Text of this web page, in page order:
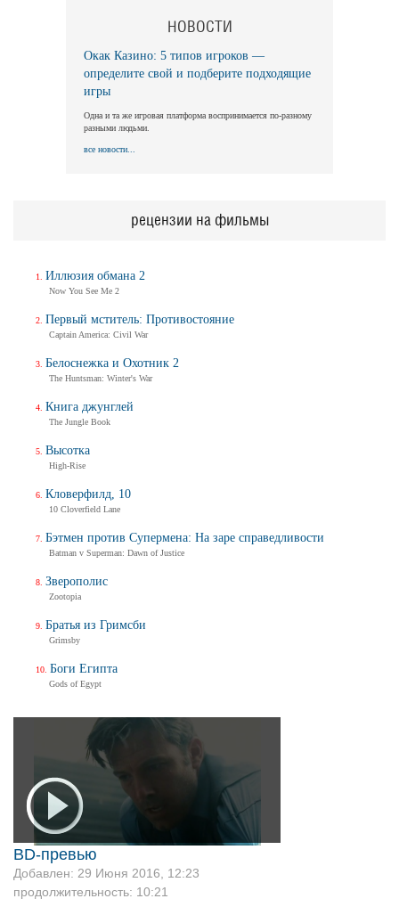
BD-превью
Добавлен: 29 Июня 2016, 12:23
продолжительность: 10:21
НОВОСТИ
Окак Казино: 5 типов игроков —
определите свой и подберите подходящие
игры
Одна и та же игровая платформа воспринимается по-разному
разными людьми.
все новости...
рецензии на фильмы
Иллюзия обмана 2
Now You See Me 2
Первый мститель: Противостояние
Captain America: Civil War
Белоснежка и Охотник 2
The Huntsman: Winter's War
Книга джунглей
The Jungle Book
Высотка
High-Rise
Кловерфилд, 10
10 Cloverfield Lane
Бэтмен против Супермена: На заре справедливости
Batman v Superman: Dawn of Justice
Зверополис
Zootopia
Братья из Гримсби
Grimsby
Боги Египта
Gods of Egypt